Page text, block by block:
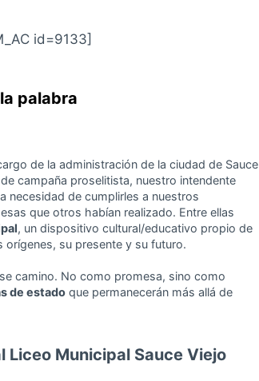
id=9133]
palabra
de la administración de la ciudad de Sauce
campaña proselitista, nuestro intendente
necesidad de cumplirles a nuestros
que otros habían realizado. Entre ellas
, un dispositivo cultural/educativo propio de
orígenes, su presente y su futuro.
camino. No como promesa, sino como
de estado que permanecerán más allá de
Liceo Municipal Sauce Viejo